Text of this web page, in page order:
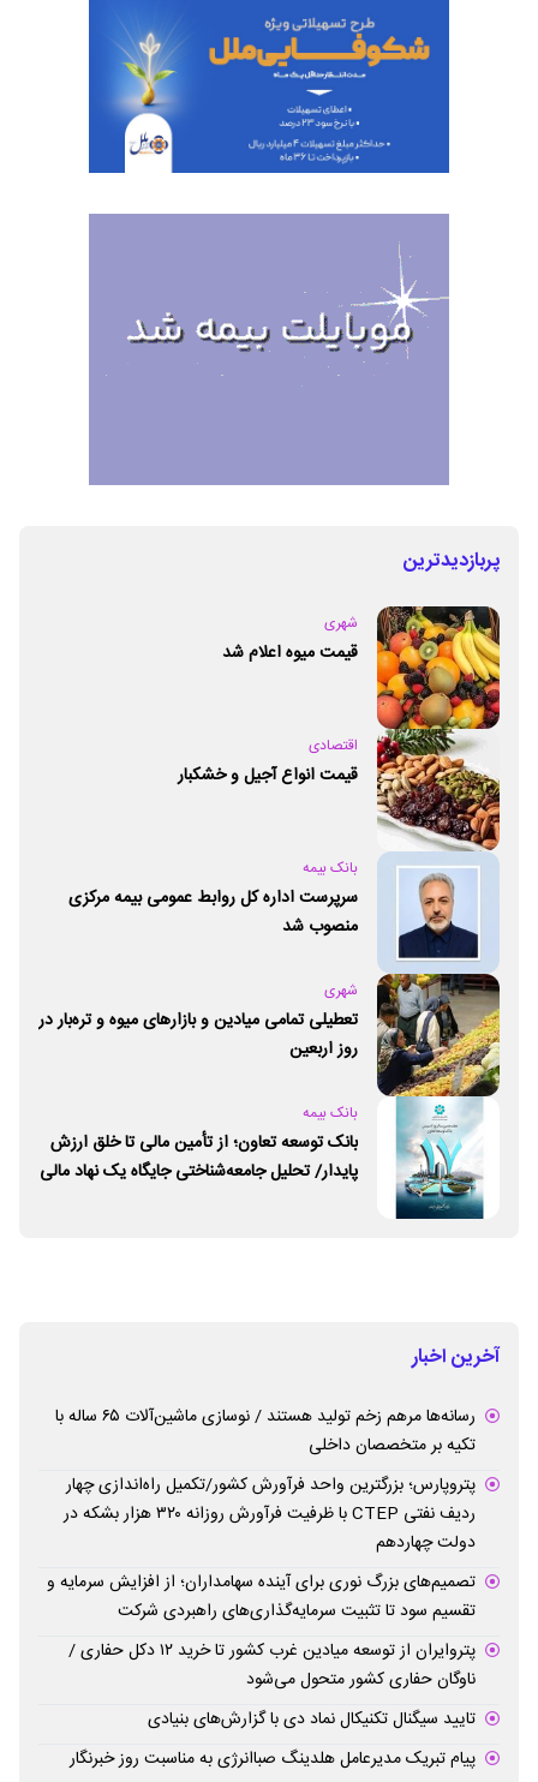
پربازدیدترین
شهری
قیمت میوه اعلام شد
اقتصادی
قیمت انواع آجیل و خشکبار
بانک بیمه
سرپرست اداره کل روابط عمومی بیمه مرکزی
منصوب شد
شهری
تعطیلی تمامی میادین و بازارهای میوه و تره‌بار در
روز اربعین
بانک بیمه
بانک توسعه تعاون؛ از تأمین مالی تا خلق ارزش
پایدار/ تحلیل جامعه‌شناختی جایگاه یک نهاد مالی
آخرین اخبار
رسانه‌ها مرهم زخم تولید هستند / نوسازی ماشین‌آلات ۶۵ ساله با
تکیه بر متخصصان داخلی
پتروپارس؛ بزرگترین واحد فرآورش کشور/تکمیل راه‌اندازی چهار
ردیف نفتی CTEP با ظرفیت فرآورش روزانه ۳۲۰ هزار بشکه در
دولت چهاردهم
تصمیم‌های بزرگ نوری برای آینده سهامداران؛ از افزایش سرمایه و
تقسیم سود تا تثبیت سرمایه‌گذاری‌های راهبردی شرکت
پتروایران از توسعه میادین غرب کشور تا خرید ۱۲ دکل حفاری /
ناوگان حفاری کشور متحول می‌شود
تایید سیگنال تکنیکال نماد دی با گزارش‌های بنیادی
پیام تبریک مدیرعامل هلدینگ صباانرژی به مناسبت روز خبرنگار